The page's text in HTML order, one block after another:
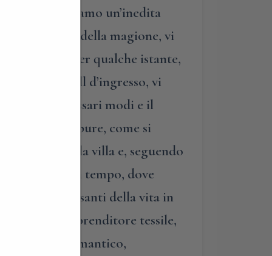
vi proponiamo un’inedita
romantiche della magione, vi
la villa, e, per qualche istante,
nella hall d’ingresso, vi
i necessari modi e il
invito? Oppure, come si
interni della villa e, seguendo
spazi di un tempo, dove
più interessanti della vita in
un ricco imprenditore tessile,
parco romantico,